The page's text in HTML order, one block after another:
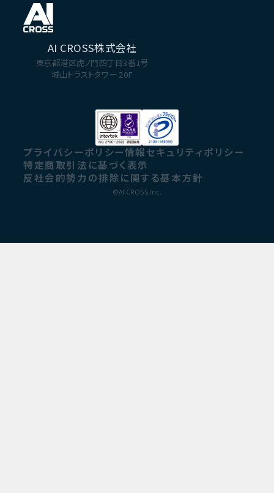
AI CROSS株式会社
東京都港区虎ノ門四丁目3番1号
城山トラストタワー 20F
プライバシーポリシー情報セキュリティポリシー
特定商取引法に基づく表示
反社会的勢力の排除に関する基本方針
©AI CROSS Inc.